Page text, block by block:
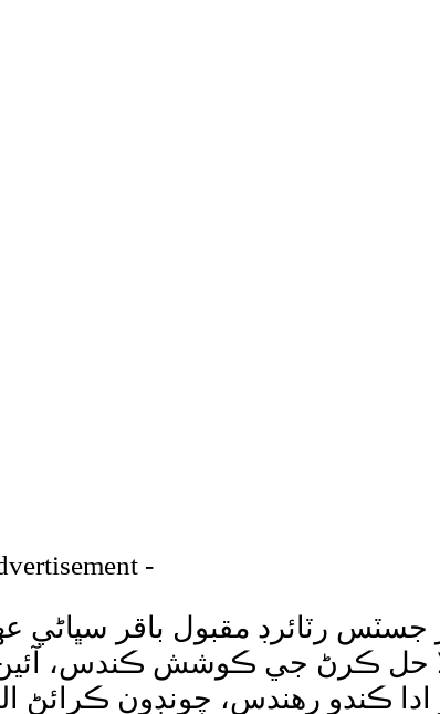
- Advertisement -
جسٽس رٽائرڊ مقبول باقر سڀاڻي
حل ڪرڻ جي ڪوشش ڪندس،
ادا ڪندو رهندس، چونڊون